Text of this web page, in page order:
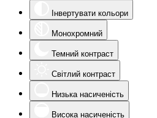
Інвертувати кольори
Монохромний
Темний контраст
Світлий контраст
Низька насиченість
Висока насиченість